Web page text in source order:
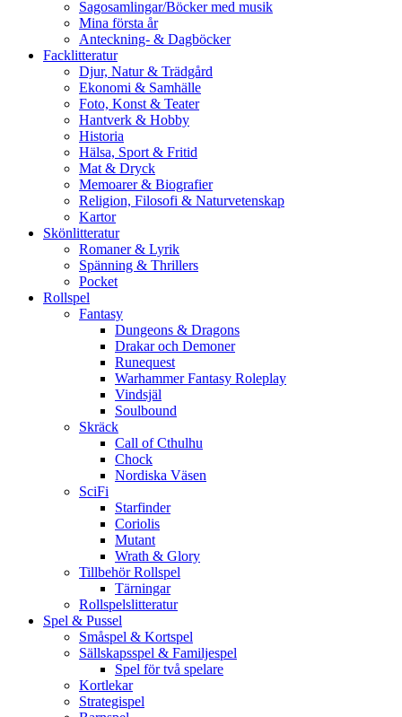
Sagosamlingar/Böcker med musik
Mina första år
Anteckning- & Dagböcker
Facklitteratur
Djur, Natur & Trädgård
Ekonomi & Samhälle
Foto, Konst & Teater
Hantverk & Hobby
Historia
Hälsa, Sport & Fritid
Mat & Dryck
Memoarer & Biografier
Religion, Filosofi & Naturvetenskap
Kartor
Skönlitteratur
Romaner & Lyrik
Spänning & Thrillers
Pocket
Rollspel
Fantasy
Dungeons & Dragons
Drakar och Demoner
Runequest
Warhammer Fantasy Roleplay
Vindsjäl
Soulbound
Skräck
Call of Cthulhu
Chock
Nordiska Väsen
SciFi
Starfinder
Coriolis
Mutant
Wrath & Glory
Tillbehör Rollspel
Tärningar
Rollspelslitteratur
Spel & Pussel
Småspel & Kortspel
Sällskapsspel & Familjespel
Spel för två spelare
Kortlekar
Strategispel